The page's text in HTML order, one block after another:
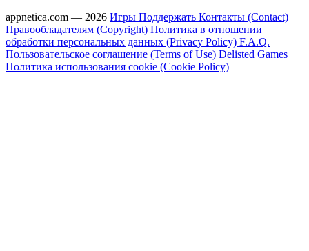
appnetica.com — 2026 Игры Поддержать Контакты (Contact)
Правообладателям (Copyright) Политика в отношении
обработки персональных данных (Privacy Policy) F.A.Q.
Пользовательское соглашение (Terms of Use) Delisted Games
Политика использования cookie (Cookie Policy)